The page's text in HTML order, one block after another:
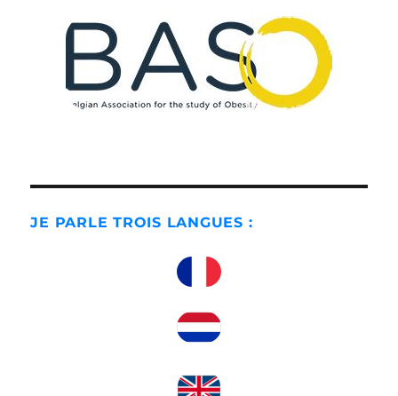
JE PARLE TROIS LANGUES :